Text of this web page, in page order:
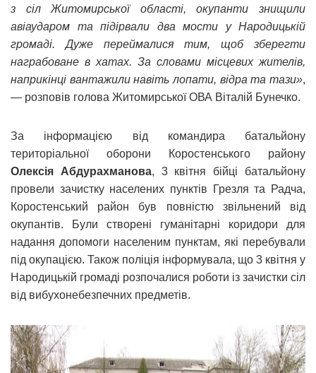
з сіл Житомирської області, окупанти знищили
авіаударом та підірвали два мости у Народицькій
громаді. Дуже переймалися тим, щоб зберегти
награбоване в хатах. За словами місцевих жителів,
наприкінці вантажили навіть лопати, відра та тази»,
— розповів голова Житомирської ОВА Віталій Бунечко.
За інформацією від командира батальйону
територіальної оборони Коростенського району
Олексія Абдурахманова, 3 квітня бійці батальйону
провели зачистку населених пунктів Грезля та Радча,
Коростенський район був повністю звільнений від
окупантів. Були створені гуманітарні коридори для
надання допомоги населеним пунктам, які перебували
під окупацією. Також поліція інформувала, що 3 квітня у
Народицькій громаді розпочалися роботи із зачистки сіл
від вибухонебезпечних предметів.